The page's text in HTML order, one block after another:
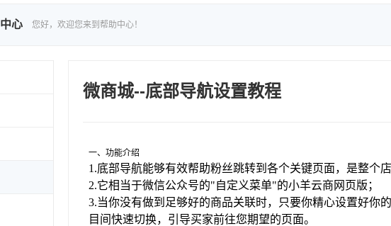
心 您好，欢迎您来到帮助中心！
微商城--底部导航设置教程